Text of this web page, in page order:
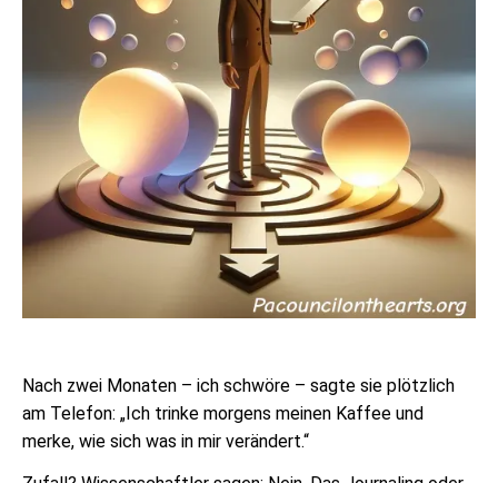
Nach zwei Monaten – ich schwöre – sagte sie plötzlich
am Telefon: „Ich trinke morgens meinen Kaffee und
merke, wie sich was in mir verändert.“